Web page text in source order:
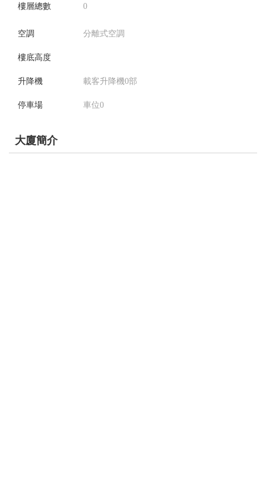
樓層總數 0
空調 分離式空調
樓底高度
升降機 載客升降機0部
停車場 車位0
大廈簡介